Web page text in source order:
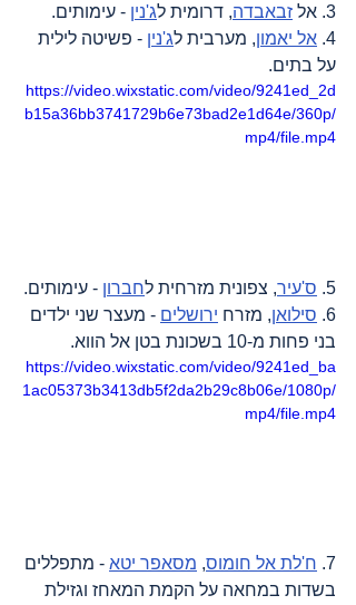
3. אל זבאבדה, דרומית לג'נין - עימותים.
4. אל יאמון, מערבית לג'נין - פשיטה לילית
על בתים.
https://video.wixstatic.com/video/9241ed_2d
b15a36bb3741729b6e73bad2e1d64e/360p/
mp4/file.mp4
5. ס'עיר, צפונית מזרחית לחברון - עימותים.
6. סילואן, מזרח ירושלים - מעצר שני ילדים
בני פחות מ-10 בשכונת בטן אל הווא.
https://video.wixstatic.com/video/9241ed_ba
1ac05373b3413db5f2da2b29c8b06e/1080p/
mp4/file.mp4
7. ח'לת אל חומוס, מסאפר יטא - מתפללים
בשדות במחאה על הקמת המאחז וגזילת